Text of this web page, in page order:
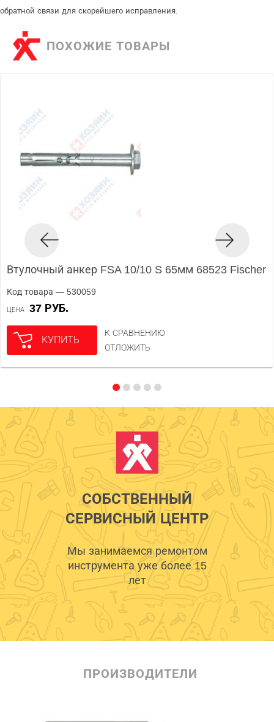
обратной связи для скорейшего исправления.
ПОХОЖИЕ ТОВАРЫ
Втулочный анкер FSA 10/10 S 65мм 68523 Fischer
Код товара — 530059
ЦЕНА 37 РУБ.
КУПИТЬ
К СРАВНЕНИЮ
ОТЛОЖИТЬ
СОБСТВЕННЫЙ
СЕРВИСНЫЙ ЦЕНТР
Мы занимаемся ремонтом
инструмента уже более 15
лет
ПРОИЗВОДИТЕЛИ